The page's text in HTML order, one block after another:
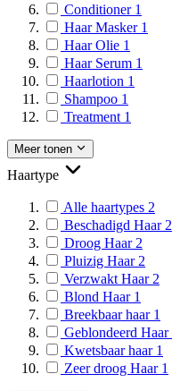
Conditioner 1
Haar Masker 1
Haar Olie 1
Haar Serum 1
Haarlotion 1
Shampoo 1
Treatment 1
Meer tonen
Haartype
Alle haartypes 2
Beschadigd Haar 2
Droog Haar 2
Pluizig Haar 2
Verzwakt Haar 2
Blond Haar 1
Breekbaar haar 1
Geblondeerd Haar
Kwetsbaar haar 1
Zeer droog Haar 1